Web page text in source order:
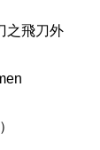
之飛刀外
）